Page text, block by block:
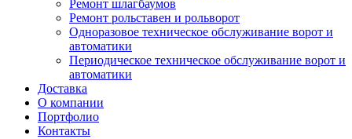
Ремонт шлагбаумов
Ремонт рольставен и рольворот
Одноразовое техническое обслуживание ворот и
автоматики
Периодическое техническое обслуживание ворот и
автоматики
Доставка
О компании
Портфолио
Контакты